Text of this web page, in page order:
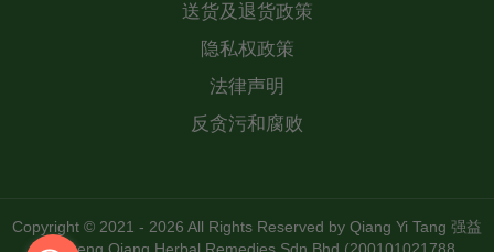
送货及退货政策
隐私权政策
法律声明
反贪污和腐败
Copyright © 2021 - 2026 All Rights Reserved by Qiang Yi Tang 强益